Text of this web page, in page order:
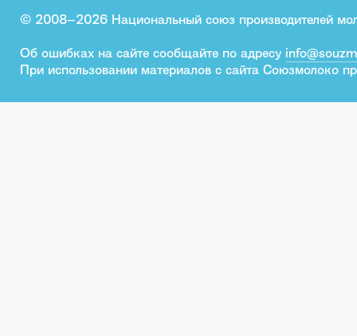
© 2008–2026 Национальный союз производителей
Об ошибках на сайте сообщайте по адресу
При использовании материалов с сайта Союзмолоко